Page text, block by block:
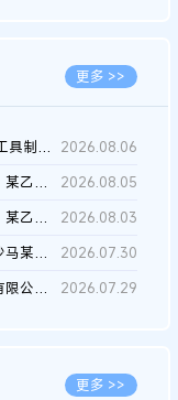
更多 >>
上诉人I某工具制品有限公司与被上诉人程某及一审被告中华人民共和...
2026.08.06
某甲公司、某乙公司、某丙公司申请诉前行为保全复议裁定书
2026.08.05
某甲公司、某乙公司、官某与某丙公司专利申请权权属纠纷 二审判决...
2026.08.03
谭某与长沙马某堆农产品股份有限公司滥用市场支配地位纠纷二审裁...
2026.07.30
杭州华某有限公司与菲某有限公司侵害发明专利权纠纷 2026.07.29
更多 >>